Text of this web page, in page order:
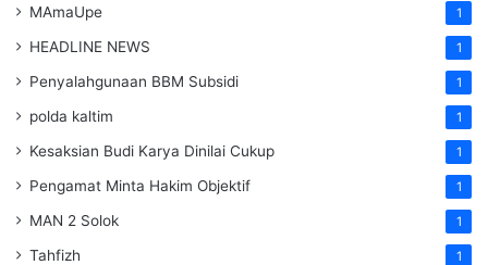
MAmaUpe 1
HEADLINE NEWS 1
Penyalahgunaan BBM Subsidi 1
polda kaltim 1
Kesaksian Budi Karya Dinilai Cukup 1
Pengamat Minta Hakim Objektif 1
MAN 2 Solok 1
Tahfizh 1